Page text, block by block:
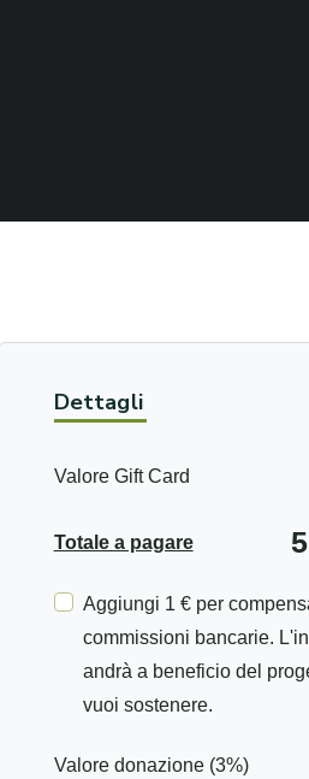
Dettagli
Valore Gift Card
Totale a pagare
Aggiungi 1 € per
commissioni bancarie.
andrà a beneficio del
vuoi sostenere.
Valore donazione (3%)